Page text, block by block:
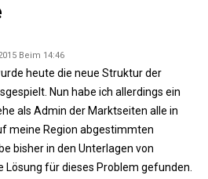
Beim 14:46
heute die neue Struktur der
Nun habe ich allerdings ein
als Admin der Marktseiten alle in
meine Region abgestimmten
bisher in den Unterlagen von
Lösung für dieses Problem gefunden.